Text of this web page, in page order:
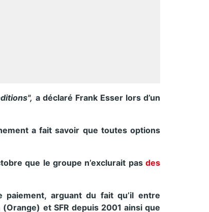
a déclaré Frank Esser lors d’un
a fait savoir que toutes options
que le groupe n’exclurait pas des
paiement, arguant du fait qu’il entre
et SFR depuis 2001 ainsi que